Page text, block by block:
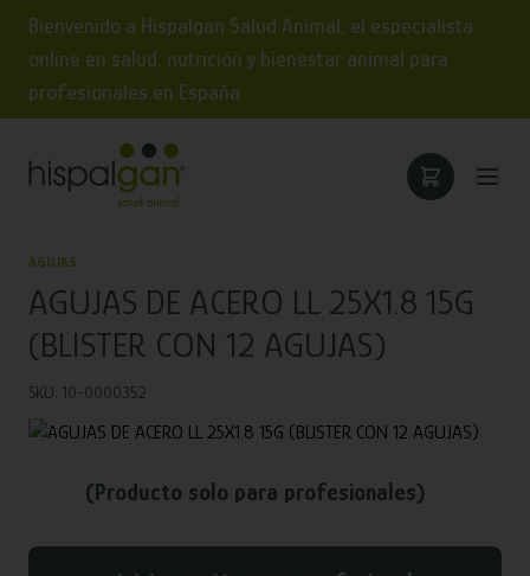
Bienvenido a Hispalgan Salud Animal, el especialista
online en salud, nutrición y bienestar animal para
profesionales en España
AGUJAS
AGUJAS DE ACERO LL 25X1.8 15G
(BLISTER CON 12 AGUJAS)
SKU: 10-0000352
(Producto solo para profesionales)